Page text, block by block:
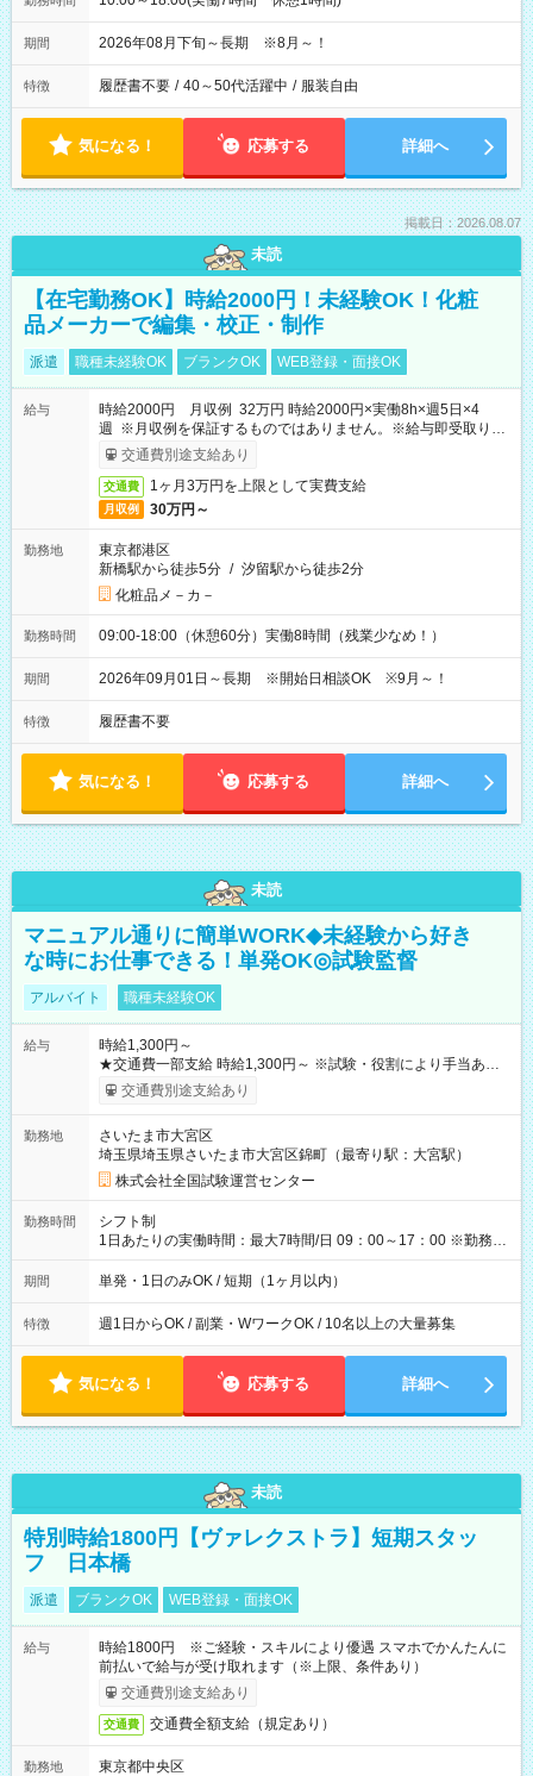
期間 2026年08月下旬～長期 ※8月～！
特徴 履歴書不要 / 40～50代活躍中 / 服装自由
気になる！ 応募する 詳細へ
掲載日：2026.08.07
未読
【在宅勤務OK】時給2000円！未経験OK！化粧
品メーカーで編集・校正・制作
派遣 職種未経験OK ブランクOK WEB登録・面接OK
給与
時給2000円 月収例 32万円 時給2000円×実働8h×週5日×4
週 ※月収例を保証するものではありません。※給与即受取りサ
ービス利用可（利用条件有）
交通費別途支給あり
交通費 1ヶ月3万円を上限として実費支給
月収例 30万円～
勤務地
東京都港区
新橋駅から徒歩5分 / 汐留駅から徒歩2分
化粧品メ－カ－
勤務時間 09:00-18:00（休憩60分）実働8時間（残業少なめ！）
期間 2026年09月01日～長期 ※開始日相談OK ※9月～！
特徴 履歴書不要
気になる！ 応募する 詳細へ
未読
マニュアル通りに簡単WORK◆未経験から好き
な時にお仕事できる！単発OK◎試験監督
アルバイト 職種未経験OK
給与
時給1,300円～
★交通費一部支給 時給1,300円～ ※試験・役割により手当あり
※勤務回数により昇給あり 【即給（前払い）オプションあ
り！】 希望される場合、勤務から1週間ほどで給与の一部を受け
例】 ・河合塾模擬試験 8:30～17:30（休憩1時間） 時給1,300円
×8時間＝日収10,400円＋交通費 ※当日の役割により時給＋100
円の場合あり ・国家試験 7:00～13:30（休憩なし） 時給1,300
円（役割手当＋100円）×6時間＝日収8,400円＋交通費 【試用期
間】試用期間なし
交通費別途支給あり
勤務地
さいたま市大宮区
埼玉県埼玉県さいたま市大宮区錦町（最寄り駅：大宮駅）
株式会社全国試験運営センター
勤務時間
シフト制
1日あたりの実働時間：最大7時間/日 09：00～17：00 ※勤務時
間は 試験により異なります。
期間 単発・1日のみOK / 短期（1ヶ月以内）
特徴 週1日からOK / 副業・WワークOK / 10名以上の大量募集
気になる！ 応募する 詳細へ
未読
特別時給1800円【ヴァレクストラ】短期スタッ
フ 日本橋
派遣 ブランクOK WEB登録・面接OK
給与
時給1800円 ※ご経験・スキルにより優遇 スマホでかんたんに
前払いで給与が受け取れます（※上限、条件あり）
交通費別途支給あり
交通費 交通費全額支給（規定あり）
勤務地
東京都中央区